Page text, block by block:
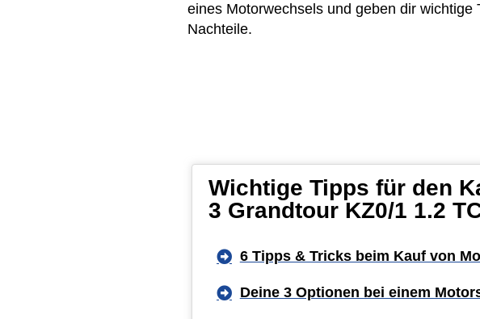
eines Motorwechsels und geben dir
Nachteile.
Wichtige Tipps für den
3 Grandtour KZ0/1 1.2
6 Tipps & Tricks beim Kauf von
Deine 3 Optionen bei einem